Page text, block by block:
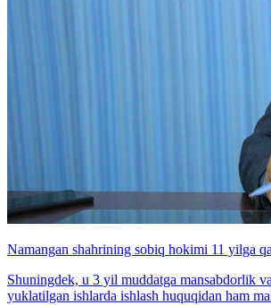
Namangan shahrining sobiq hokimi 11 yilga
Shuningdek, u 3 yil muddatga mansabdorlik
yuklatilgan ishlarda ishlash huquqidan ham